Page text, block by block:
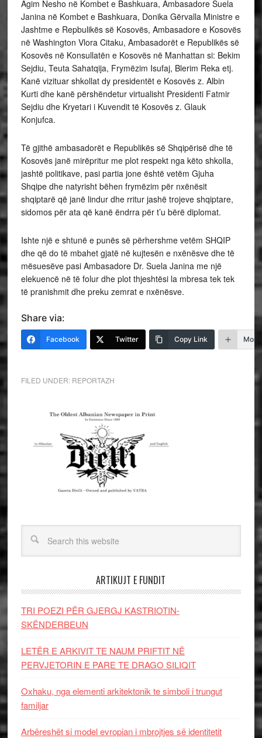
Agim Nesho në Kombet e Bashkuara, Ambasadore Suela
Janina në Kombet e Bashkuara, Donika Gërvalla Ministre e
Jashtme e Repbulikës së Kosovës, Ambasadore e Kosovës
në Washington Vlora Citaku, Ambasadorët e Republikës së
Kosovës në Konsullatën e Kosovës në Manhattan si: Bekim
Sejdiu, Teuta Sahatqija, Frymëzim Isufaj, Blerim Reka etj.
Kanë vizituar shkollat dy presidentët e Kosovës z. Albin
Kurti dhe kanë përshëndetur virtualisht Presidenti Fatmir
Sejdiu dhe Kryetari i Kuvendit të Kosovës z. Glauk
Konjufca.
Të gjithë ambasadorët e Republikës së Shqipërisë dhe të
Kosovës janë mirëpritur me plot respekt nga këto shkolla,
jashtë politikave, pasi partia jone është vetëm Gjuha
Shqipe dhe natyrisht bëhen frymëzim për nxënësit
shqiptarë që janë lindur dhe rritur jashë trojeve shqiptare,
sidomos për ata që kanë ëndrra për t’u bërë diplomat.
Ishte një e shtunë e punës së përhershme vetëm SHQIP
dhe që do të mbahet gjatë në kujtesën e nxënësve dhe të
mësuesëve pasi Ambasadore Dr. Suela Janina me një
elekuencë në të folur dhe plot thjeshtësi la mbresa tek tek
të pranishmit dhe preku zemrat e nxënësve.
Share via:
Facebook Twitter Copy Link More
FILED UNDER: REPORTAZH
ARTIKUJT E FUNDIT
TRI POEZI PËR GJERGJ KASTRIOTIN-
SKËNDERBEUN
LETËR E ARKIVIT TE NAUM PRIFTIT NË
PERVJETORIN E PARE TE DRAGO SILIQIT
Oxhaku, nga elementi arkitektonik te simboli i trungut
familjar
Arbëreshët si model evropian i mbrojtjes së identitetit